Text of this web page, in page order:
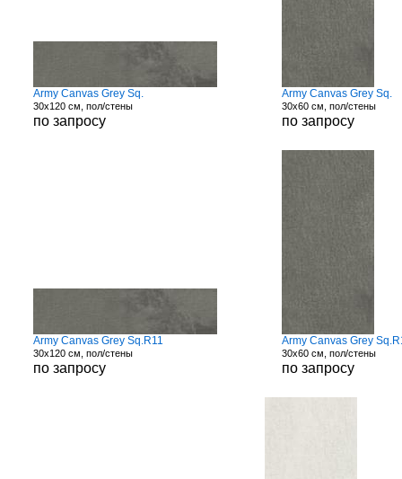
Army Canvas Grey Sq.
30x120 см, пол/стены
по запросу
Army Canvas Grey Sq.
30x60 см, пол/стены
по запросу
Army Canvas Grey Sq.R11
30x120 см, пол/стены
по запросу
Army Canvas Grey
30x60 см, пол/стены
по запросу